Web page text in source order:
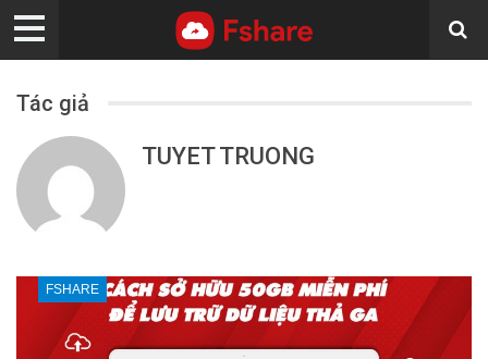
Tác giả
TUYET TRUONG
FSHARE